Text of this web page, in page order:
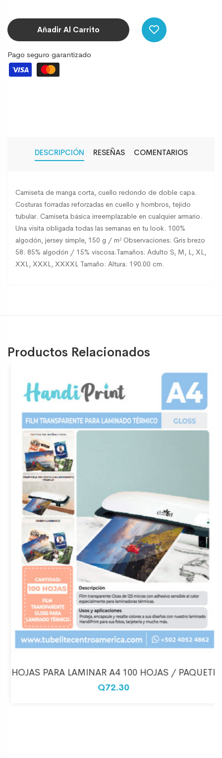
Añadir Al Carrito
Pago seguro garantizado
DESCRIPCIÓN RESEÑAS COMENTARIOS
Camiseta de manga corta, cuello redondo de doble capa.
Costuras forradas reforzadas en cuello y hombros, tejido
tubular. Camiseta básica irreemplazable en cualquier armario.
Una visita obligada todas las semanas en tu look. 100%
algodón, jersey simple, 150 g / m² Observaciones: Gris brezo
58: 85% algodón / 15% viscosa.Tamaños: Adulto S, M, L, XL,
XXL, XXXL, XXXXL Tamaño: Altura: 190.00 cm.
Productos Relacionados
HOJAS PARA LAMINAR A4 100 HOJAS / PAQUETE
Q72.30